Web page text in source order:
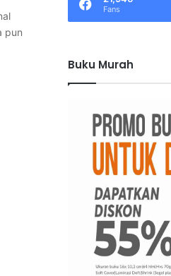
pun
Fans
Buku Murah